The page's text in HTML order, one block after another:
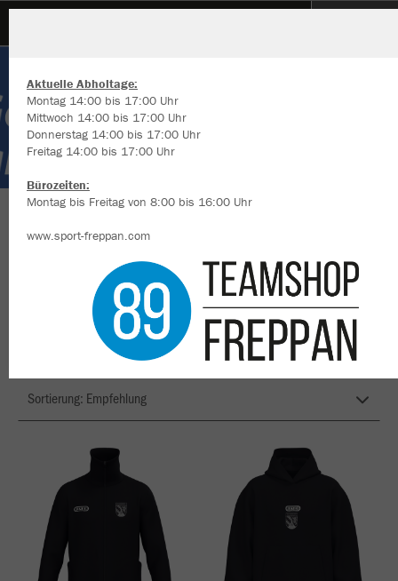
Herzlich Willkommen im Teamshop SV
Farbe
Aktuelle Abholtage:
Montag 14:00 bis 17:00 Uhr
Mittwoch 14:00 bis 17:00 Uhr
Donnerstag 14:00 bis 17:00 Uhr
Freitag 14:00 bis 17:00 Uhr
Bürozeiten:
Montag bis Freitag von 8:00 bis 16:00 Uhr
www.sport-freppan.com
Wir verwenden Cookies
Inhalte anzeigen und unsere Website verbessern. Weitere
zu den Cookies findest Du in den Einstellungen.
Alle ablehnen
mehr Infos
Datenschutz
Impressum